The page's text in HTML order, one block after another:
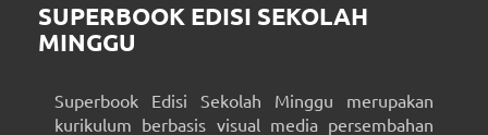
SUPERBOOK EDISI SEKOLAH
MINGGU
Superbook Edisi Sekolah Minggu merupakan
kurikulum berbasis visual media persembahan